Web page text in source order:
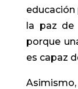
la paz de
porque
es capaz